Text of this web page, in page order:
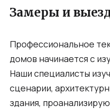
Замеры и
Профессиональное
домов начинается с
Наши специалисты
сценарии,
здания,